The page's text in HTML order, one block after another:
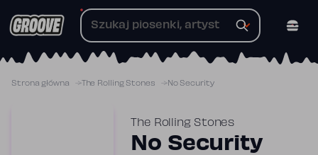
do
Strona główna The Rolling Stones No Security
The Rolling Stones
No Security